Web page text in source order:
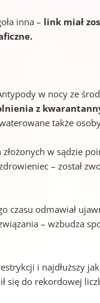
inna – link miał
w nocy ze
z
także
w sądzie
– został
czasu odmawiał
– wzbudza
i najdłuższy
się do rekordowej